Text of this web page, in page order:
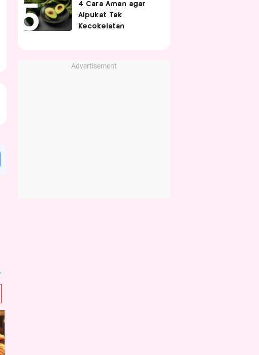
Timnas Indonesia
Ivar Jenner
4 Cara Aman agar
Alpukat Tak
Kecokelatan
Advertisement